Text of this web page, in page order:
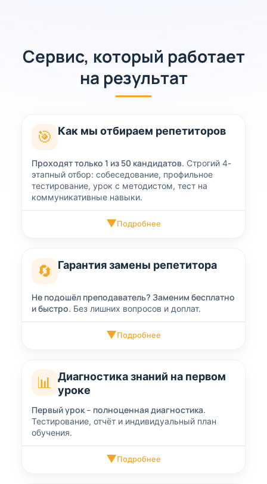
Сервис, который работает
на результат
🎯 Как мы отбираем репетиторов
Проходят только 1 из 50 кандидатов. Строгий 4-
этапный отбор: собеседование, профильное
тестирование, урок с методистом, тест на
коммуникативные навыки.
▼Подробнее
🔄 Гарантия замены репетитора
Не подошёл преподаватель? Заменим бесплатно
и быстро. Без лишних вопросов и доплат.
▼Подробнее
📊
Диагностика знаний на первом
уроке
Первый урок – полноценная диагностика.
Тестирование, отчёт и индивидуальный план
обучения.
▼Подробнее